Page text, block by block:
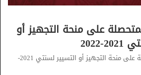
على منحة التجهيز أو
الفضاءات المتحصلة على منحة التجهيز أو التسيير لسنتي 2021-